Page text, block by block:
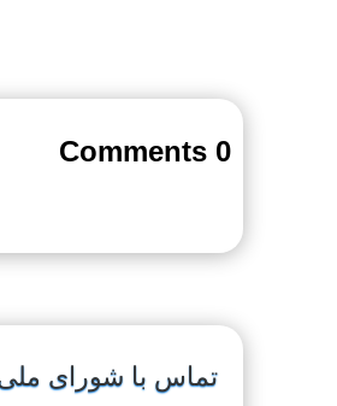
0 Comments
تماس با شورای